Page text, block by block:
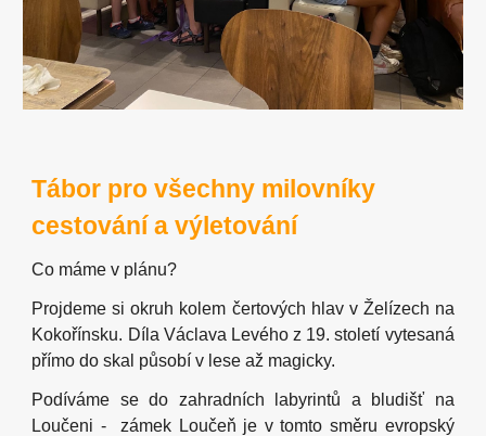
Tábor pro všechny milovníky
cestování a výletování
Co máme v plánu?
Projdeme si okruh kolem čertových hlav v Želízech na
Kokořínsku. Díla Václava Levého z 19. století vytesaná
přímo do skal působí v lese až magicky.
Podíváme se do zahradních labyrintů a bludišť na
Loučeni - zámek Loučeň je v tomto směru evropský